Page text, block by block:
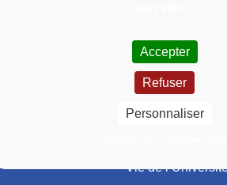
Vie de
Accepter
Refuser
Personnaliser